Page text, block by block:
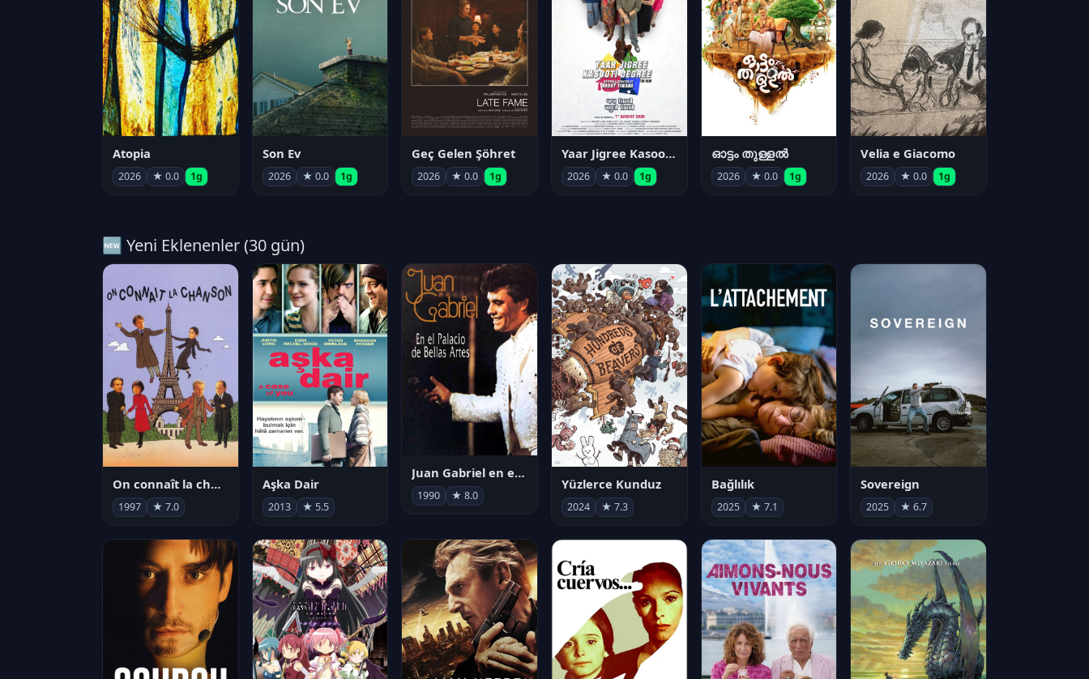
Atopia
2026 ★ 0.0 1g
Son Ev
2026 ★ 0.0 1g
Geç Gelen Şöhret
2026 ★ 0.0 1g
Yaar Jigree Kasooti Degree
2026 ★ 0.0 1g
ഓട്ടം തുള്ളൽ
2026 ★ 0.0 1g
Velia e Giacomo
2026 ★ 0.0 1g
🆕 Yeni Eklenenler (30 gün)
On connaît la chanson
1997 ★ 7.0
Aşka Dair
2013 ★ 5.5
Juan Gabriel en el Palacio de Bellas Artes
1990 ★ 8.0
Yüzlerce Kunduz
2024 ★ 7.3
Bağlılık
2025 ★ 7.1
Sovereign
2025 ★ 6.7